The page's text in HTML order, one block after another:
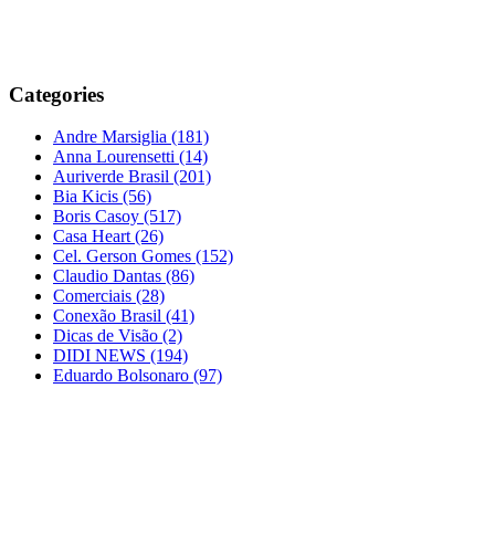
Categories
Andre Marsiglia (181)
Anna Lourensetti (14)
Auriverde Brasil (201)
Bia Kicis (56)
Boris Casoy (517)
Casa Heart (26)
Cel. Gerson Gomes (152)
Claudio Dantas (86)
Comerciais (28)
Conexão Brasil (41)
Dicas de Visão (2)
DIDI NEWS (194)
Eduardo Bolsonaro (97)